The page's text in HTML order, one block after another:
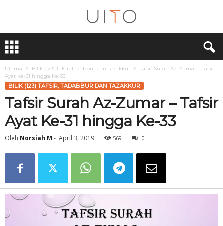
T
Utama Bilik (123) Tafsir, Tadabbur dan Tazakkur
Tafsir Surah Az-Zumar – Tafsir
Ayat Ke-31 hingga Ke-33
BILIK (123) TAFSIR, TADABBUR DAN TAZAKKUR
Tafsir Surah Az-Zumar – Tafsir
Ayat Ke-31 hingga Ke-33
Oleh Norsiah M - April 3, 2019 569 0